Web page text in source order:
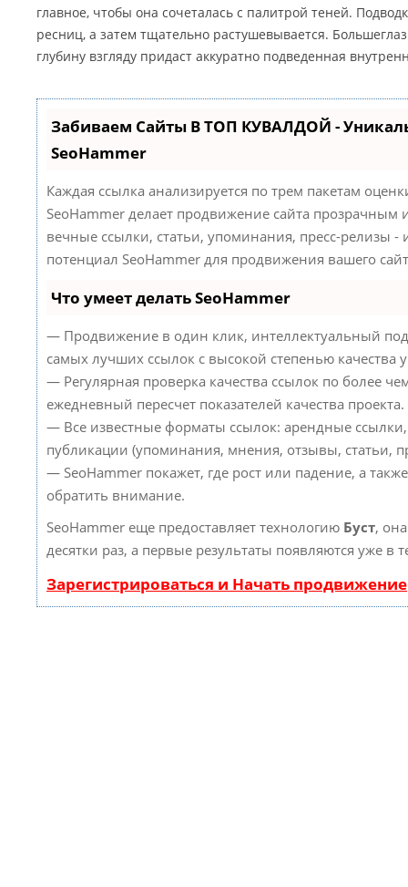
главное, чтобы она сочеталась с палитрой теней.
ресниц, а затем тщательно растушевывается.
глубину взгляду придаст аккуратно подведенная
Забиваем Сайты В ТОП КУВАЛДОЙ -
SeoHammer
Каждая ссылка анализируется по трем пакетам
SeoHammer делает продвижение сайта прозрачным
вечные ссылки, статьи, упоминания, пресс-релизы -
потенциал SeoHammer для продвижения вашего
Что умеет делать SeoHammer
— Продвижение в один клик, интеллектуальный
самых лучших ссылок с высокой степенью качества
— Регулярная проверка качества ссылок по более
ежедневный пересчет показателей качества проекта.
— Все известные форматы ссылок: арендные
публикации (упоминания, мнения, отзывы, статьи,
— SeoHammer покажет, где рост или падение, а
обратить внимание.
SeoHammer еще предоставляет технологию Буст,
десятки раз, а первые результаты появляются уже в
Зарегистрироваться и Начать продвижение